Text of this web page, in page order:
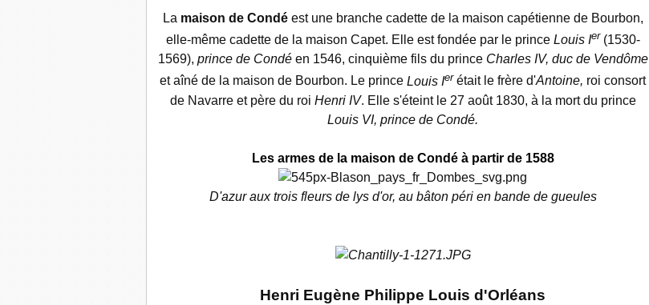
La maison de Condéest une branche cadette de la maison capétienne de Bourbon,
elle-même cadette de la maison Capet. Elle est fondée par le prince Louis Ier(1530-
1569), prince de Condéen 1546, cinquième fils du prince Charles IV, duc de Vendôme
et aîné de la maison de Bourbon. Le prince Louis Ier était le frère d'Antoine, roi consort
de Navarre et père du roi Henri IV. Elle s'éteint le 27 août 1830, à la mort du prince
Louis VI, prince de Condé.
Les armes de la maison de Condé à partir de 1588
D'azur aux trois fleurs de lys d'or, au bâton péri en bande de gueules
Henri Eugène Philippe Louis d'Orléans